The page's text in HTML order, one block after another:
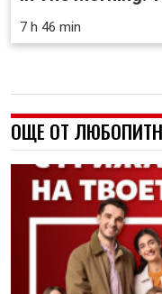
7 h 46 min
ОЩЕ ОТ